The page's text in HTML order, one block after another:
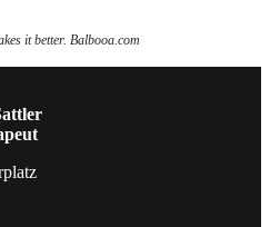
it better. Balbooa.com